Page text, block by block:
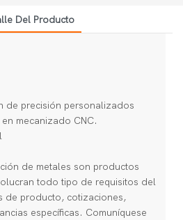
Del Producto
de precisión personalizados
mecanizado CNC.
de metales son productos
todo tipo de requisitos del
de producto, cotizaciones,
específicas. Comuníquese